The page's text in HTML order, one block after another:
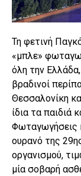
Τη φετινή
«μπλε»
όλη την
βραδινοί
Θεσσαλονίκη
ίδια τα παιδιά
Φωταγωγήσεις
ουρανό της
οργανισμού,
μία σοβαρή